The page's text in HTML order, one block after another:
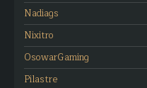
Nadiags
Nixitro
OsowarGaming
Pilastre